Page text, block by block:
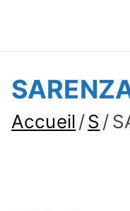
Suivre
Accueil S